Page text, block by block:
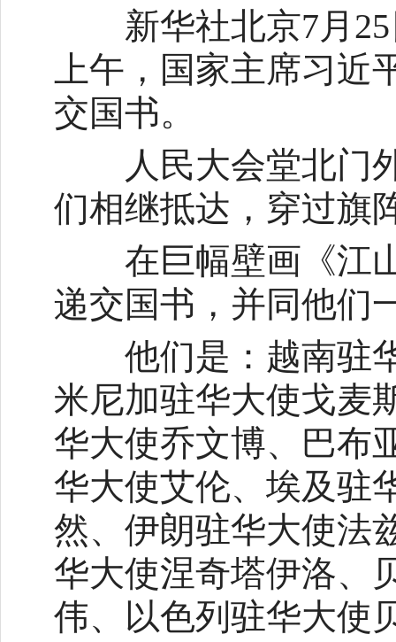
新华社北京7月25
上午，国家主席习近
交国书。
人民大会堂北门外
们相继抵达，穿过旗
在巨幅壁画《江山
递交国书，并同他们
他们是：越南驻华
米尼加驻华大使戈麦
华大使乔文博、巴布
华大使艾伦、埃及驻
然、伊朗驻华大使法
华大使涅奇塔伊洛、
伟、以色列驻华大使